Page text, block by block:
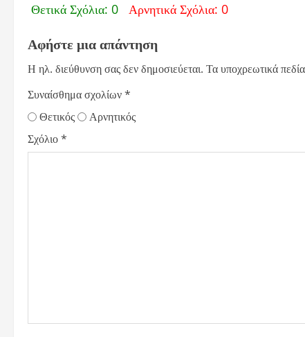
Θετικά Σχόλια: 0 Αρνητικά Σχόλια: 0
Αφήστε μια απάντηση
Η ηλ. διεύθυνση σας δεν δημοσιεύεται. Τα υποχρεωτικά
Συναίσθημα σχολίων*
Θετικός
Αρνητικός
Σχόλιο*